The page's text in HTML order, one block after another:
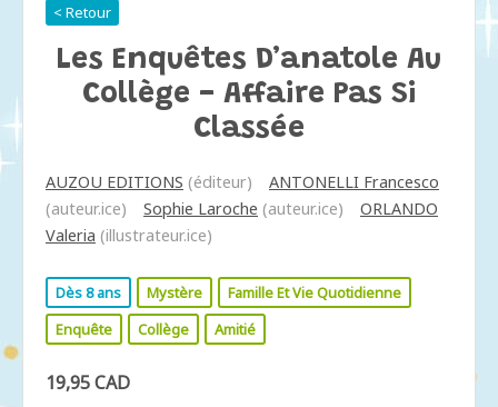
< Retour
Les Enquêtes D’anatole Au
Collège - Affaire Pas Si
Classée
AUZOU EDITIONS (éditeur)
ANTONELLI Francesco
(auteur.ice)
Sophie Laroche (auteur.ice)
ORLANDO
Valeria (illustrateur.ice)
Dès 8 ans Mystère
Famille Et Vie Quotidienne
Enquête
Collège Amitié
19,95 CAD